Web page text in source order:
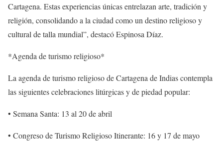
Cartagena. Estas experiencias únicas entrelazan arte, tradición y
religión, consolidando a la ciudad como un destino religioso y
cultural de talla mundial”, destacó Espinosa Díaz.
*Agenda de turismo religioso*
La agenda de turismo religioso de Cartagena de Indias contempla
las siguientes celebraciones litúrgicas y de piedad popular:
• Semana Santa: 13 al 20 de abril
• Congreso de Turismo Religioso Itinerante: 16 y 17 de mayo